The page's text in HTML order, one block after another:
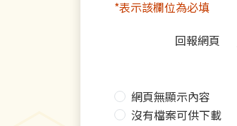
*表示該欄位為必填
回報網頁
網頁無顯示內容
沒有檔案可供下載